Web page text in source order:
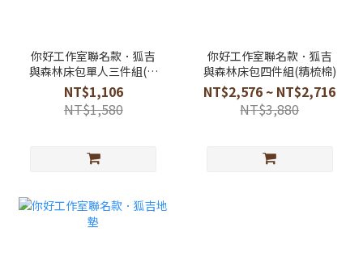
你好工作室聯名款．狐吉
與森林床包單人三件組(聚
酯纖維)
NT$1,106
NT$1,580
你好工作室聯名款．狐吉
與森林床包四件組(精梳棉)
NT$2,576 ~ NT$2,716
NT$3,880